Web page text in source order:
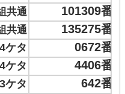
共通 101309番
共通 135275番
ケタ 0672番
ケタ 4406番
ケタ 642番